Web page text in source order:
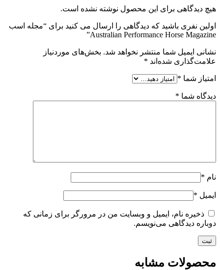
هیچ دیدگاهی برای این محصول نوشته نشده است.
اولین نفری باشید که دیدگاهی را ارسال می کنید برای “مجله اسب
Australian Performance Horse Magazine”
نشانی ایمیل شما منتشر نخواهد شد. بخش‌های موردنیاز
علامت‌گذاری شده‌اند *
امتیاز شما *
دیدگاه شما *
نام *
ایمیل *
ذخیره نام، ایمیل و وبسایت من در مرورگر برای زمانی که
دوباره دیدگاهی می‌نویسم.
محصولات مشابه